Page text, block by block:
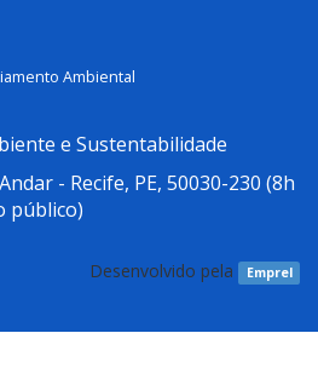
Ambiental
e Sustentabilidade
- Recife, PE, 50030-230 (8h
público)
Desenvolvido pela Emprel